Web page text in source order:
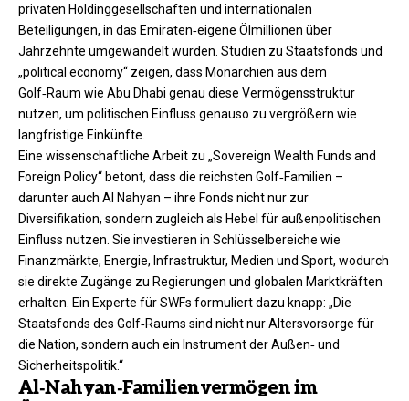
privaten Holdinggesellschaften und internationalen
Beteiligungen, in das Emiraten‑eigene Ölmillionen über
Jahrzehnte umgewandelt wurden. Studien zu Staatsfonds und
„political economy“ zeigen, dass Monarchien aus dem
Golf‑Raum wie Abu Dhabi genau diese Vermögensstruktur
nutzen, um politischen Einfluss genauso zu vergrößern wie
langfristige Einkünfte.
Eine wissenschaftliche Arbeit zu „Sovereign Wealth Funds and
Foreign Policy“ betont, dass die reichsten Golf‑Familien –
darunter auch Al Nahyan – ihre Fonds nicht nur zur
Diversifikation, sondern zugleich als Hebel für außenpolitischen
Einfluss nutzen. Sie investieren in Schlüsselbereiche wie
Finanzmärkte, Energie, Infrastruktur, Medien und Sport, wodurch
sie direkte Zugänge zu Regierungen und globalen Marktkräften
erhalten. Ein Experte für SWFs formuliert dazu knapp: „Die
Staatsfonds des Golf‑Raums sind nicht nur Altersvorsorge für
die Nation, sondern auch ein Instrument der Außen‑ und
Sicherheitspolitik.“
Al‑Nahyan‑Familienvermögen im